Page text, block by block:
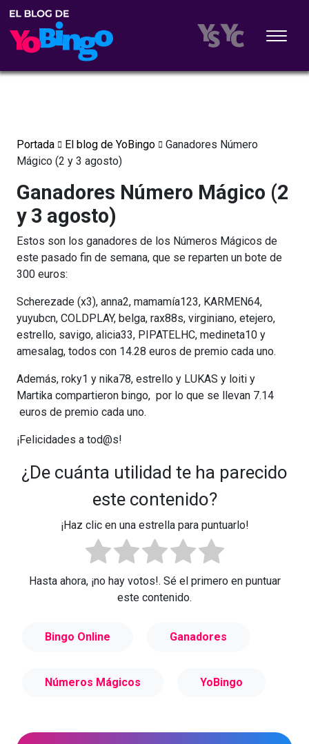
Portada El blog de YoBingo
Ganadores Número
Mágico (2 y 3 agosto)
Ganadores Número Mágico (2
y 3 agosto)
Estos son los ganadores de los Números Mágicos de
este pasado fin de semana, que se reparten un bote de
300 euros:
Scherezade (x3), anna2, mamamía123, KARMEN64,
yuyubcn, COLDPLAY, belga, rax88s, virginiano, etejero,
estrello, savigo, alicia33, PIPATELHC, medineta10 y
amesalag, todos con 14.28 euros de premio cada uno.
Además, roky1 y nika78, estrello y LUKAS y loiti y
Martika compartieron bingo, por lo que se llevan 7.14
euros de premio cada uno.
¡Felicidades a tod@s!
¿De cuánta utilidad te ha parecido
este contenido?
¡Haz clic en una estrella para puntuarlo!
Hasta ahora, ¡no hay votos!. Sé el primero en puntuar
este contenido.
Bingo Online Ganadores
Números Mágicos YoBingo